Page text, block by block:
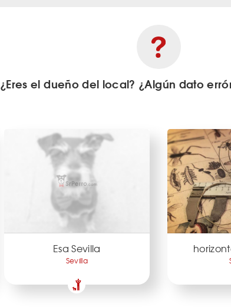
¿Eres el dueño del local? ¿Algún dato
Esa Sevilla
Sevilla